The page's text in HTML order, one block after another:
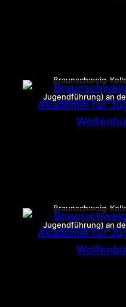
Braunschweig-
Jugendführung) an
Braunschweig-
Jugendführung) an